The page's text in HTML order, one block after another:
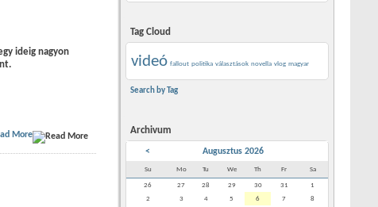
ideig nagyon
More
Tag Cloud
videó fallout politika választások novella vlog magyar
Search by Tag
Archivum
< Augusztus 2026
Su Mo Tu We Th Fr Sa
26 27 28 29 30 31
1
2
3 4 5 6 7
8